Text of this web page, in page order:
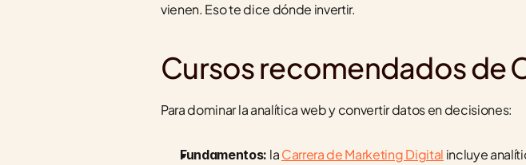
vienen. Eso te dice dónde invertir.
Cursos recomendados de
Para dominar la analítica web y convertir datos en decisiones:
Fundamentos: la Carrera de Marketing Digital incluye